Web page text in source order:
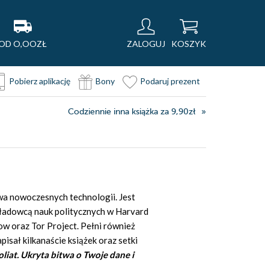
O,OOZŁ ZALOGUJ KOSZYK
Pobierz aplikację Bony Podaruj prezent
Codziennie inna książka za 9,90zł
nowoczesnych technologii. Jest
nauk politycznych w Harvard
oraz Tor Project. Pełni również
kilkanaście książek oraz setki
Ukryta bitwa o Twoje dane i